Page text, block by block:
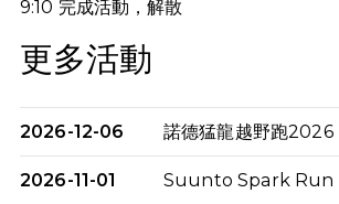
9:10 完成活動，解散
更多活動
2026-12-06 諾德猛龍越野跑2026
2026-11-01 Suunto Spark Run